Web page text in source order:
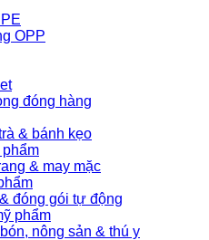
OPP
đóng hàng
& bánh kẹo
& may mặc
đóng gói tự động
phẩm
nông sản & thú y